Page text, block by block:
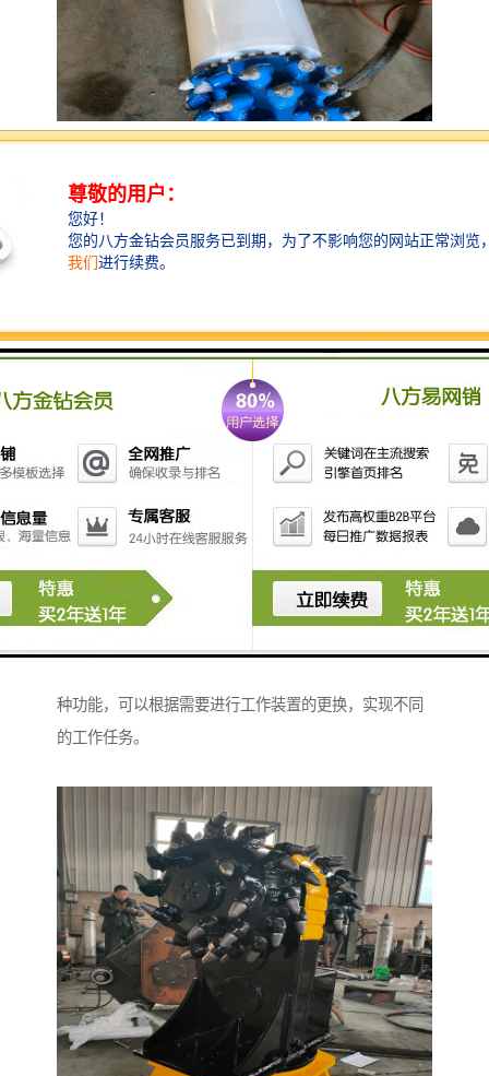
挖机横向铣挖机是一种具有铣削功能的挖掘机。它可以
具体来说，挖机横向铣挖机的功能包括：
1. 挖掘功能：挖机横向铣挖机可以进行土方开挖工作，
例如挖掘沟渠、挖掘基坑等。它可以通过挖斗进行土壤
的开挖和装载，实现土方的移动和堆放。
2. 铣削功能：挖机横向铣挖机可以通过更换铣削头，进
行道路铣削工作。它可以将道路表面的不平整部分去
除，实现道路的平整和修复。
3. 平整地面功能：挖机横向铣挖机可以通过更换平整地
面装置，进行地面平整工作。它可以将地面上的凸起部
种功能，可以根据需要进行工作装置的更换，实现不同
的工作任务。